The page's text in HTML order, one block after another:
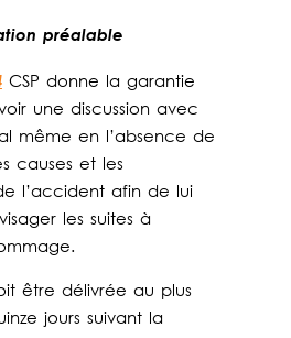
préalable
CSP donne la garantie
une discussion avec
même en l’absence de
causes et les
l’accident afin de lui
les suites à
être délivrée au plus
jours suivant la